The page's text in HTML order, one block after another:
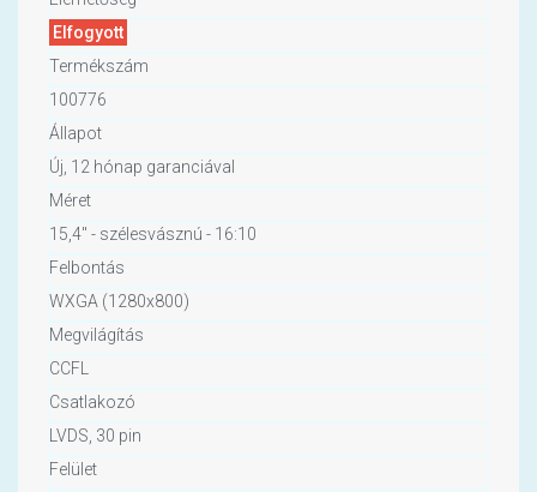
Elfogyott
Termékszám
100776
Állapot
Új, 12 hónap garanciával
Méret
15,4" - szélesvásznú - 16:10
Felbontás
WXGA (1280x800)
Megvilágítás
CCFL
Csatlakozó
LVDS, 30 pin
Felület